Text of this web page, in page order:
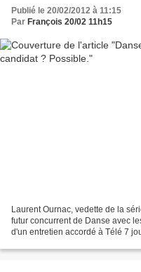
Publié le 20/02/2012 à 11:15
Par François 20/02 11h15
Laurent Ournac, vedette de la
futur concurrent de Danse avec
d'un entretien accordé à Télé 7